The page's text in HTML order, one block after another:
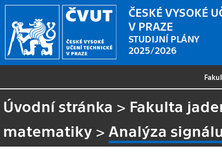
ČESKÉ VYSOKÉ
V PRAZE
STUDIJNÍ PLÁNY
2025/2026
Úvodní stránka > Fakulta
matematiky > Analýza